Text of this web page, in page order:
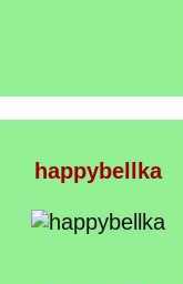
happybellka